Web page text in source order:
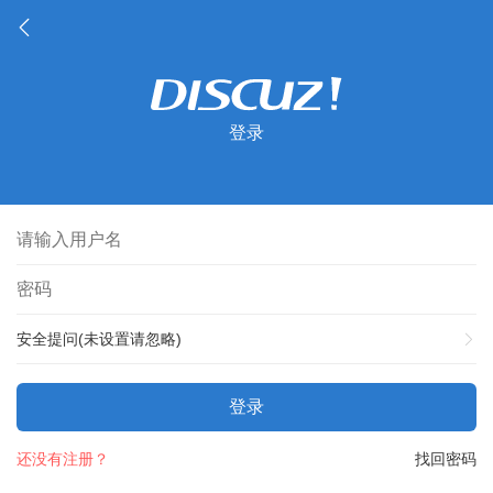
登录
安全提问(未设置请忽略)
登录
找回密码
还没有注册？